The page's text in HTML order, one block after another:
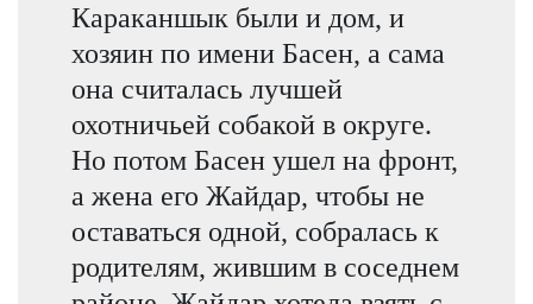
Караканшык были и дом, и
хозяин по имени Басен, а сама
она считалась лучшей
охотничьей собакой в округе.
Но потом Басен ушел на фронт,
а жена его Жайдар, чтобы не
оставаться одной, собралась к
родителям, жившим в соседнем